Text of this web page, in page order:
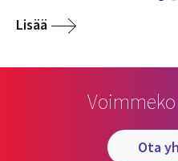
Lisää
ota